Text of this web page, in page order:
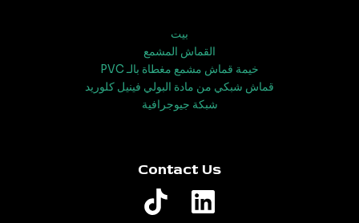
بيت
القماش المشمع
خيمة قماش مشمع مغطاة بالـ PVC
قماش شبكي من مادة البولي فينيل كلوريد
شبكة جيوجرافية
Contact Us